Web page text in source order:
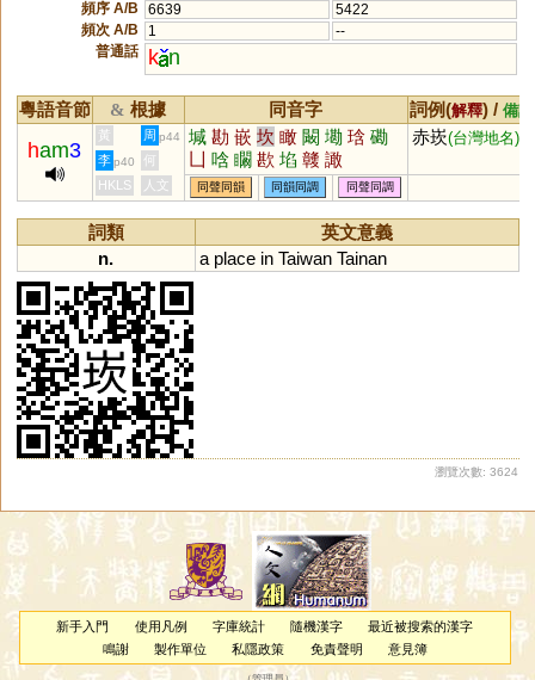
頻序 A/B
6639
5422
頻次 A/B
1
--
普通話
k n
粵語音節 & 根據 同音字 詞例(解釋) / 備註
ham3
黃 周 p44 堿 勘 嵌 坎 瞰 闞 墈 琀 磡
唅 矙 歁 埳 竷 譀
赤崁(台灣地名)
李 p40
何
HKLS
人文 同聲同韻 同韻同調 同聲同調
詞類
英文意義
n.
a place in Taiwan Tainan
瀏覽次數: 3624
新手入門 使用凡例 字庫統計 隨機漢字
最近被搜索的漢字
鳴謝
製作單位 私隱政策 免責聲明 意見簿